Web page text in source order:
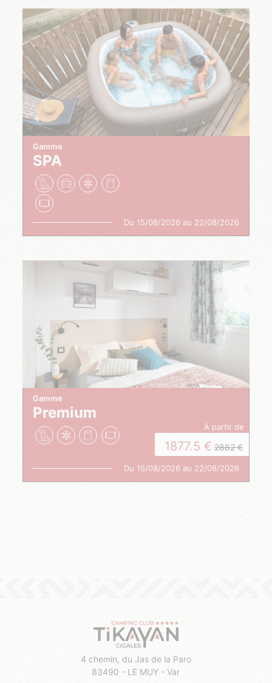
Gamme
SPA
Du 15/08/2026 au 22/08/2026
Gamme
Premium
à partir de
1877.5 2882
Du 15/08/2026 au 22/08/2026
4 chemin, du Jas de la Paro
83490 - LE MUY - Var